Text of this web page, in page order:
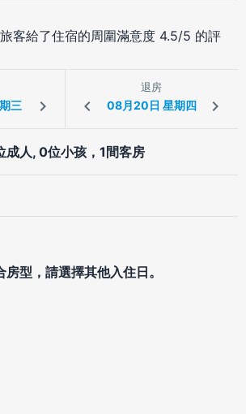
旅客給了住宿的周圍滿意度 4.5/5 的評
退房
成人, 0位小孩，1間客房
房型，請選擇其他入住日。